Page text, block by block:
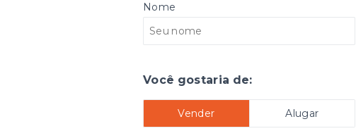
Nome
Você gostaria de:
Vender Alugar